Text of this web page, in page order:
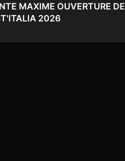
MAXIME OUVERTURE DE
2026